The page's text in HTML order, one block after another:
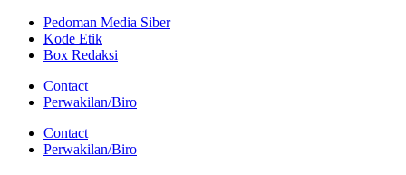
Pedoman Media Siber
Kode Etik
Box Redaksi
Contact
Perwakilan/Biro
Contact
Perwakilan/Biro